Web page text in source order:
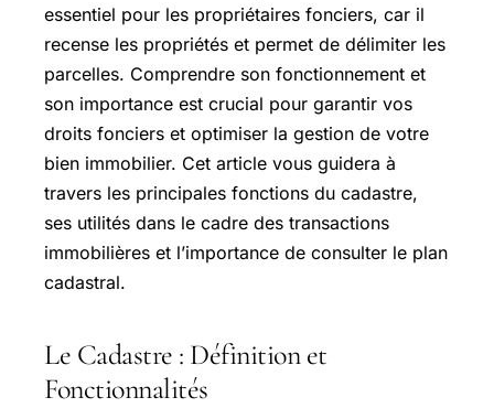
essentiel pour les propriétaires fonciers, car il
recense les propriétés et permet de délimiter les
parcelles. Comprendre son fonctionnement et
son importance est crucial pour garantir vos
droits fonciers et optimiser la gestion de votre
bien immobilier. Cet article vous guidera à
travers les principales fonctions du cadastre,
ses utilités dans le cadre des transactions
immobilières et l’importance de consulter le plan
cadastral.
Le Cadastre : Définition et
Fonctionnalités